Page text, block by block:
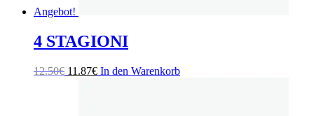
Angebot!
4 STAGIONI
12.50€ Ursprünglicher
11.87€Aktueller
In den Warenkorb